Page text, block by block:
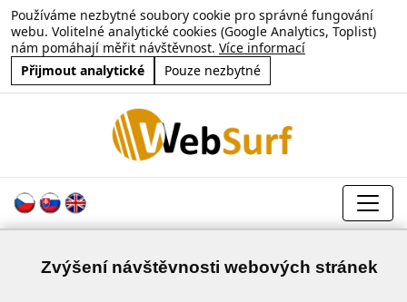
Používáme nezbytné soubory cookie pro správné fungování
webu. Volitelné analytické cookies (Google Analytics, Toplist)
nám pomáhají měřit návštěvnost. Více informací
Přijmout analytické
Pouze nezbytné
Zvýšení návštěvnosti webových stránek